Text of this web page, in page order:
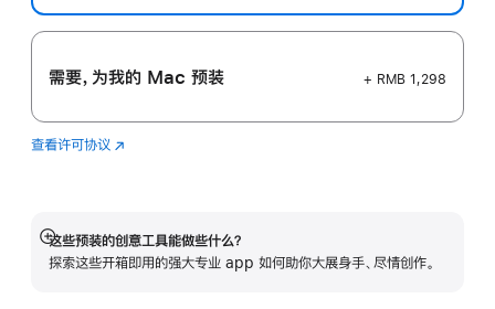
需要，为我的 Mac 预装 + RMB 1,298
查看许可协议 Logic
(在
中
打
这些预装的创意工具能做些什么？
探索这些开箱即用的强大专业 app 如何助你大展身手、尽情创作。
展
开